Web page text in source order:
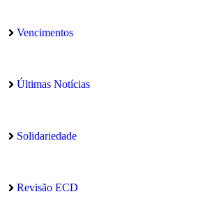
Vencimentos
Últimas Notícias
Solidariedade
Revisão ECD